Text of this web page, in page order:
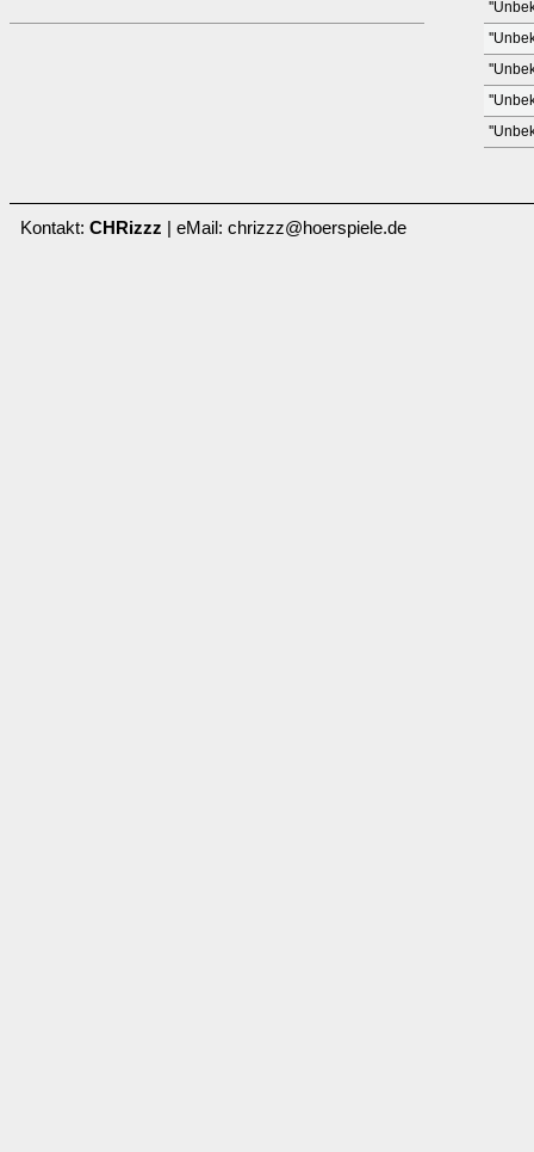
Kontakt: CHRizzz | eMail: chrizzz@hoerspiele.de